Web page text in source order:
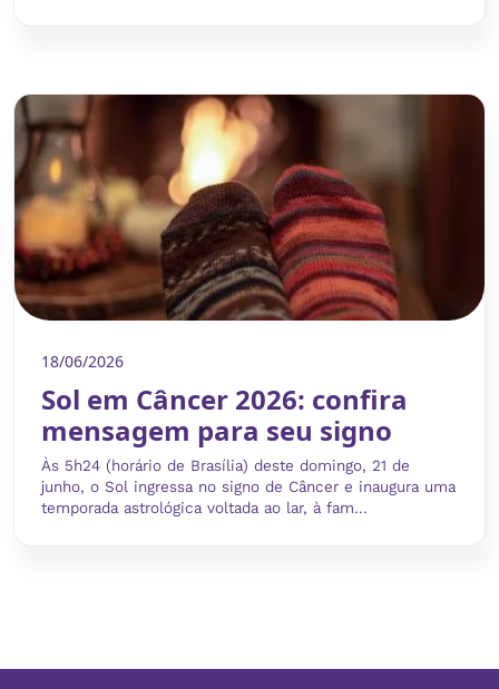
18/06/2026
Sol em Câncer 2026: confira
mensagem para seu signo
Às 5h24 (horário de Brasília) deste domingo, 21 de
junho, o Sol ingressa no signo de Câncer e inaugura uma
temporada astrológica voltada ao lar, à fam...